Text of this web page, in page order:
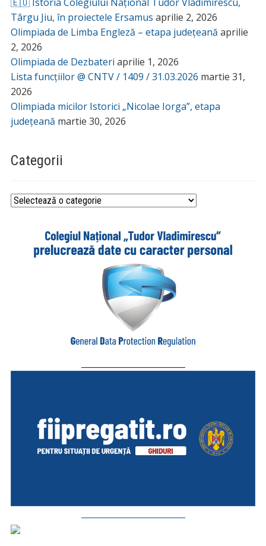
Târgu Jiu, în proiectele Ersamus aprilie 2, 2026
Olimpiada de Limba Engleză – etapa județeană aprilie
2, 2026
Olimpiada de Dezbateri aprilie 1, 2026
Lista funcțiilor @ CNTV / 1409 / 31.03.2026 martie 31,
2026
Olimpiada micilor Istorici „Nicolae Iorga”, etapa
județeană martie 30, 2026
Categorii
Categorii